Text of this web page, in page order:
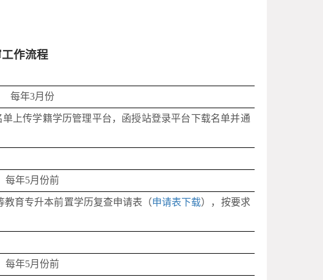
作流程
每年3月份
上传学籍学历管理平台，函授站登录平台下载名单并通
每年5月份前
育专升本前置学历复查申请表（申请表下载），按要求
每年5月份前